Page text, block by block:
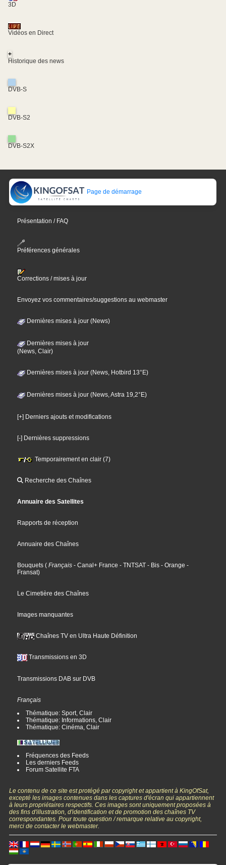
3D
Vidéos en Direct
+
Historique des news
DVB-S
DVB-S2
DVB-S2X
Page de démarrage
Présentation / FAQ
Préférences générales
Corrections / mises à jour
Envoyez vos commentaires/suggestions au webmaster
Dernières mises à jour (News)
Dernières mises à jour
(News, Clair)
Dernières mises à jour (News, Hotbird 13°E)
Dernières mises à jour (News, Astra 19,2°E)
[+] Derniers ajouts et modifications
[-] Dernières suppressions
Temporairement en clair (7)
Recherche des Chaînes
Annuaire des Satellites
Rapports de réception
Annuaire des Chaînes
Bouquets ( Français - Canal+ France - TNTSAT - Bis - Orange -
Fransat)
Le Cimetière des Chaînes
Images manquantes
Chaînes TV en Ultra Haute Définition
Transmissions en 3D
Transmissions DAB sur DVB
Français
Thématique: Sport, Clair
Thématique: Informations, Clair
Thématique: Cinéma, Clair
Fréquences des Feeds
Les derniers Feeds
Forum Satellite FTA
Le contenu de ce site est protégé par copyright et appartient à KingOfSat,
excepté les images contenues dans les captures d'écran qui appartiennent
à leurs propriétaires respectifs. Ces images sont uniquement proposées à
des fins d'illustration, d'identification et de promotion des chaînes TV
correspondantes. Pour toute question / remarque relative au copyright,
merci de contacter le webmaster.